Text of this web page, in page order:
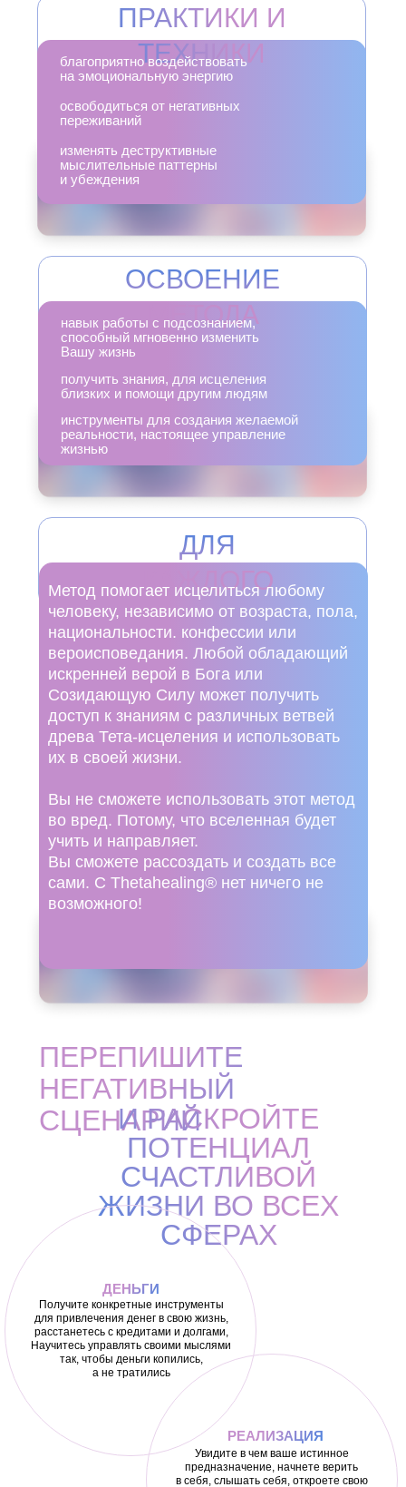
ПРАКТИКИ И
ТЕХНИКИ
благоприятно воздействовать
на эмоциональную энергию
освободиться от негативных
переживаний
изменять деструктивные
мыслительные паттерны
и убеждения
ОСВОЕНИЕ
МЕТОДА
навык работы с подсознанием,
способный мгновенно изменить
Вашу жизнь
инструменты для создания желаемой
реальности, настоящее управление
жизнью
получить знания, для исцеления
близких и помощи другим людям
ДЛЯ
КАЖДОГО
Метод помогает исцелиться любому
человеку, независимо от возраста, пола,
национальности. конфессии или
вероисповедания. Любой обладающий
искренней верой в Бога или
Созидающую Силу может получить
доступ к знаниям с различных ветвей
древа Тета-исцеления и использовать
их в своей жизни.
Вы не сможете использовать этот метод
во вред. Потому, что вселенная будет
учить и направляет.
Вы сможете рассоздать и создать все
сами. С Thetahealing® нет ничего не
возможного!
ПЕРЕПИШИТЕ
НЕГАТИВНЫЙ
СЦЕНАРИЙ
И РАСКРОЙТЕ
ПОТЕНЦИАЛ
СЧАСТЛИВОЙ
ЖИЗНИ ВО ВСЕХ
СФЕРАХ
ДЕНЬГИ
Получите конкретные инструменты
для привлечения денег в свою жизнь,
расстанетесь с кредитами и долгами,
Научитесь управлять своими мыслями
так, чтобы деньги копились,
а не тратились
РЕАЛИЗАЦИЯ
Увидите в чем ваше истинное
предназначение, начнете верить
в себя, слышать себя, откроете свою